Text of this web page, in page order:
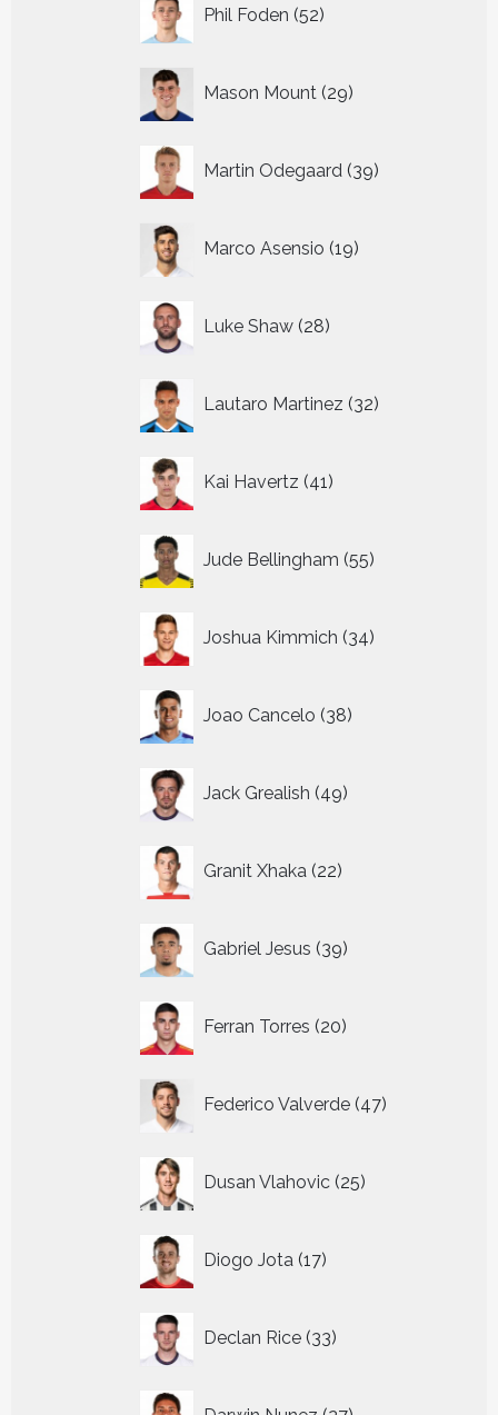
Phil Foden 52
producten
Mason Mount 29
producten
Martin Odegaard 39
producten
Marco Asensio 19
producten
Luke Shaw 28
producten
Lautaro Martinez 32
producten
Kai Havertz 41
producten
Jude Bellingham 55
producten
Joshua Kimmich 34
producten
Joao Cancelo 38
producten
Jack Grealish 49
producten
Granit Xhaka 22
producten
Gabriel Jesus 39
producten
Ferran Torres 20
producten
Federico Valverde 47
producten
Dusan Vlahovic 25
producten
Diogo Jota 17
producten
Declan Rice 33
producten